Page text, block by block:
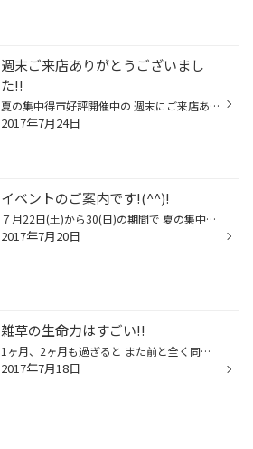
週末ご来店ありがとうございまし
た!!
夏の集中得市好評開催中の 週末にご来店ありがとうございました!!(*^_^*) しかしかなりのどしゃ降りの2日間でしたねぇ～・・・ ワイパーを高速で使用しても見えずらい・・そのくらいの雨でした。 この週末に美味しいお土産をいただきました！！ Ｋ様いつもご来店ありがとうございます。 そしてごち...
2017年7月24日
イベントのご案内です!(^^)!
７月22日(土)から30(日)の期間で 夏の集中得市を開催！！！ ８月は目前！お盆のお出かけ前に 是非タイヤ館酒田へ！！ タイヤのチェック、空気圧点検、お車メンテナンスなど お出かけ中のトラブルは未然に防ごう(*^_^*)ですね。
2017年7月20日
雑草の生命力はすごい!!
1ヶ月、2ヶ月も過ぎると また前と全く同じくらいまで伸びてくる雑草。 お店の回りの雑草を 今日は進藤君が空いた時間を使って 取り除いてくれています。 雨が降っているところもある中 酒田は天気が良く、今日も暑い一日です。 きっとまた直ぐに伸びてくるんですよね～・・・ 雑草との戦いは続く・・・
2017年7月18日